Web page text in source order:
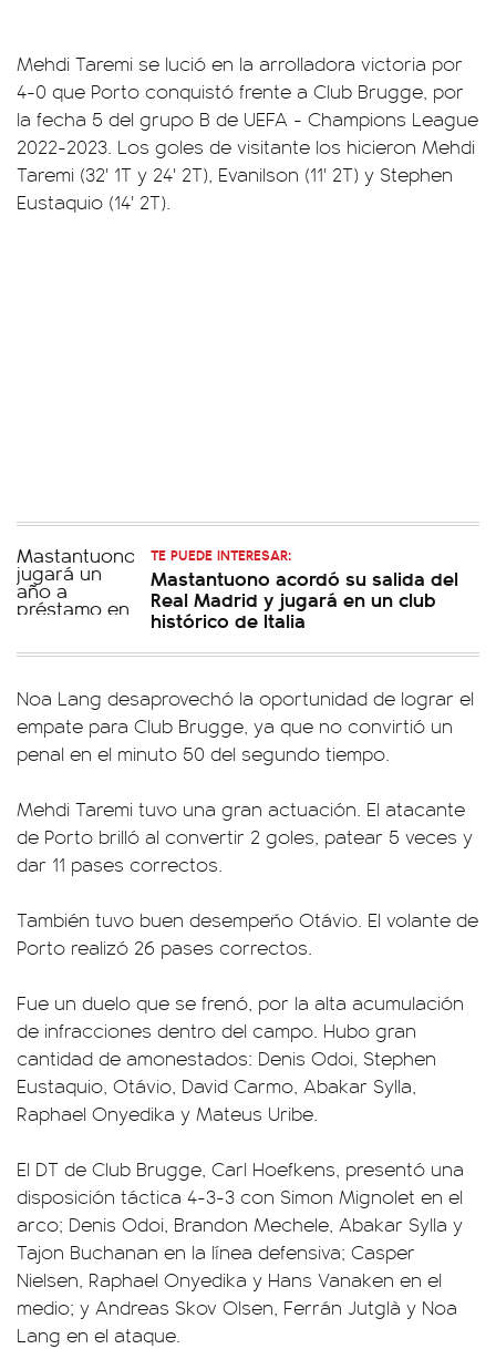
Mehdi Taremi se lució en la arrolladora victoria por
4-0 que Porto conquistó frente a Club Brugge, por
la fecha 5 del grupo B de UEFA - Champions League
2022-2023. Los goles de visitante los hicieron Mehdi
Taremi (32' 1T y 24' 2T), Evanilson (11' 2T) y Stephen
Eustaquio (14' 2T).
TE PUEDE INTERESAR:
Mastantuono acordó su salida del
Real Madrid y jugará en un club
histórico de Italia
Noa Lang desaprovechó la oportunidad de lograr el
empate para Club Brugge, ya que no convirtió un
penal en el minuto 50 del segundo tiempo.
Mehdi Taremi tuvo una gran actuación. El atacante
de Porto brilló al convertir 2 goles, patear 5 veces y
dar 11 pases correctos.
También tuvo buen desempeño Otávio. El volante de
Porto realizó 26 pases correctos.
Fue un duelo que se frenó, por la alta acumulación
de infracciones dentro del campo. Hubo gran
cantidad de amonestados: Denis Odoi, Stephen
Eustaquio, Otávio, David Carmo, Abakar Sylla,
Raphael Onyedika y Mateus Uribe.
El DT de Club Brugge, Carl Hoefkens, presentó una
disposición táctica 4-3-3 con Simon Mignolet en el
arco; Denis Odoi, Brandon Mechele, Abakar Sylla y
Tajon Buchanan en la línea defensiva; Casper
Nielsen, Raphael Onyedika y Hans Vanaken en el
medio; y Andreas Skov Olsen, Ferrán Jutglà y Noa
Lang en el ataque.